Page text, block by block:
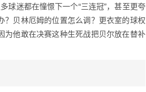
球迷都在憧憬下一个“三连冠”，甚至更夸
？贝林厄姆的位置怎么调？更衣室的球权
为他敢在决赛这种生死战把贝尔放在替补